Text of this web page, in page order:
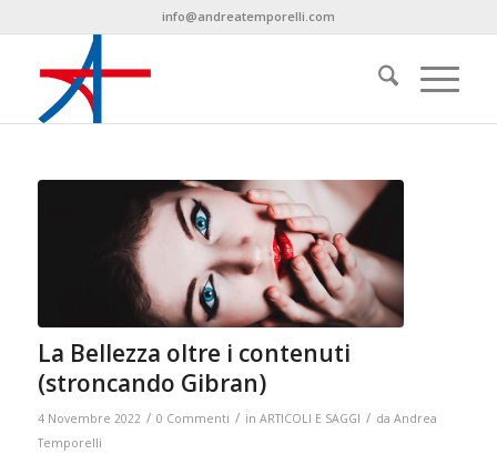
info@andreatemporelli.com
La Bellezza oltre i contenuti
(stroncando Gibran)
4 Novembre 2022 / 0 Commenti / in ARTICOLI E SAGGI / da Andrea
Temporelli